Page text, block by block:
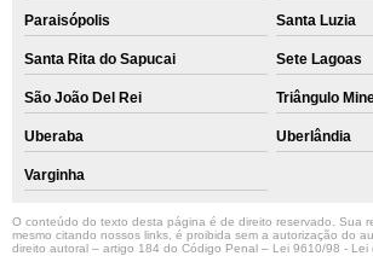
Paraisópolis Santa Luzia
Santa Rita do Sapucai Sete Lagoas
São João Del Rei Triângulo
Uberaba Uberlândia
Varginha
O conteúdo do texto desta página é de direito reservado. Sua
mesmo citando nossos links, é proibida sem a autorização do
direito autoral – artigo 184 do Código Penal – Lei 9610/98 - Lei